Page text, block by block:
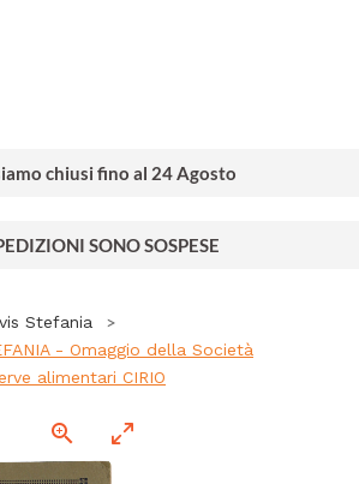
chiusi fino al 24 Agosto
SONO SOSPESE
Stefania
- Omaggio della Società
alimentari CIRIO